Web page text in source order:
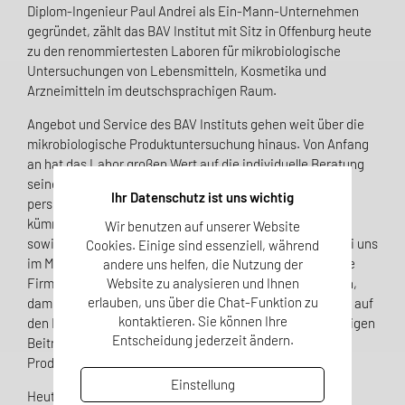
Diplom-Ingenieur Paul Andrei als Ein-Mann-Unternehmen
gegründet, zählt das BAV Institut mit Sitz in Offenburg heute
zu den renommiertesten Laboren für mikrobiologische
Untersuchungen von Lebensmitteln, Kosmetika und
Arzneimitteln im deutschsprachigen Raum.
Angebot und Service des BAV Instituts gehen weit über die
mikrobiologische Produktuntersuchung hinaus. Von Anfang
an hat das Labor großen Wert auf die individuelle Beratung
seiner Kunden gelegt. Deshalb hat jeder Kunde seinen
persönlichen Ansprechpartner. Über 25 Kundenberater
kümmern sich um die Beurteilung der Laborergebnisse
sowie um Anfragen ihrer Kunden. „Die Kunden stehen bei uns
im Mittelpunkt“, erläutert Geschäftsführer Paul Andrei die
Firmenphilosophie. „Wir wollen sie maximal unterstützen,
damit sie sichere und hygienisch einwandfreie Produkte auf
den Markt bringen können. Damit leisten wir einen wichtigen
Beitrag zum Verbraucherschutz, denn BAV-geprüfte
Produkte sind in jedem Haushalt vertreten.“
Heute hat das BAV Institut 140 Mitarbeiter und einen
Ihr Datenschutz ist uns wichtig
Wir benutzen auf unserer Website
Cookies. Einige sind essenziell, während
andere uns helfen, die Nutzung der
Website zu analysieren und Ihnen
erlauben, uns über die Chat-Funktion zu
kontaktieren. Sie können Ihre
Entscheidung jederzeit ändern.
Einstellung